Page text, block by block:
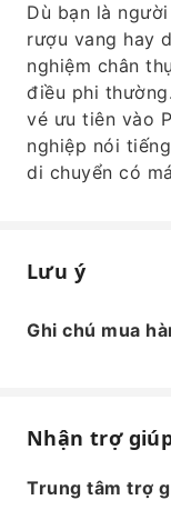
Dù bạn là
rượu vang hay
nghiệm chân
điều phi
vé ưu tiên vào
nghiệp nói
di chuyển có
Lưu ý
Ghi chú mua
Nhận trợ
Trung tâm trợ